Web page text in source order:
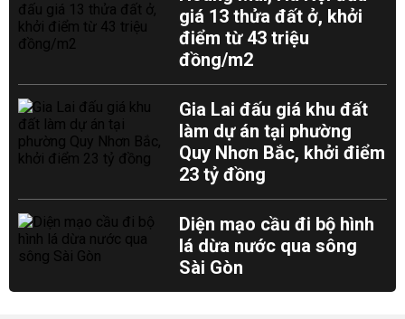
giá 13 thửa đất ở, khởi
điểm từ 43 triệu
đồng/m2
Gia Lai đấu giá khu đất
làm dự án tại phường
Quy Nhơn Bắc, khởi điểm
23 tỷ đồng
Diện mạo cầu đi bộ hình
lá dừa nước qua sông
Sài Gòn